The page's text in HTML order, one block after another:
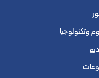
وتكنولوجيا